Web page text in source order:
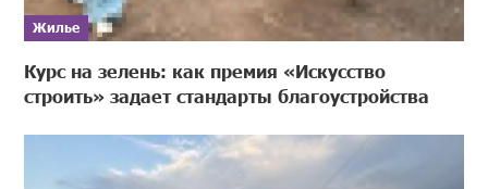
Жилье
Курс на зелень: как премия «Искусство
строить» задает стандарты благоустройства